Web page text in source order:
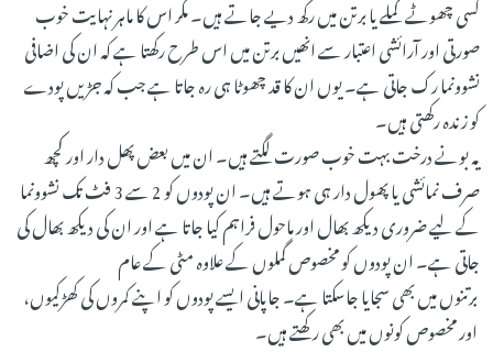
کسی چھوٹے گملے یا برتن میں رکھ دیے جاتے ہیں۔ مگر اس کا ماہر نہایت خوب
صورتی اور آرائشی اعتبار سے انھیں برتن میں اس طرح رکھتا ہے کہ ان کی اضافی
نشوونما رک جاتی ہے۔ یوں ان کا قد چھوٹا ہی رہ جاتا ہے جب کہ جڑیں پودے
کو زندہ رکھتی ہیں۔
یہ بونے درخت بہت خوب صورت لگتے ہیں۔ ان میں بعض پھل دار اور کچھ
صرف نمائشی یا پھول دار ہی ہوتے ہیں۔ ان پودوں کو 2 سے 3 فٹ تک نشوونما
کے لیے ضروری دیکھ بھال اور ماحول فراہم کیا جاتا ہے اور ان کی دیکھ بھال کی
جاتی ہے۔ ان پودوں کو مخصوص گملوں کے علاوہ مٹی کے عام
برتنوں میں بھی سجایا جاسکتا ہے۔ جاپانی ایسے پودوں کو اپنے کمروں کی کھڑکیوں،
اور مخصوص کونوں میں بھی رکھتے ہیں۔